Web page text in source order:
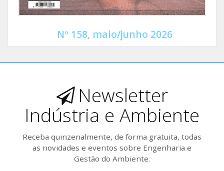
Nº 158, maio/junho 2026
Newsletter
Indústria e Ambiente
Receba quinzenalmente, de forma gratuita, todas
as novidades e eventos sobre Engenharia e
Gestão do Ambiente.